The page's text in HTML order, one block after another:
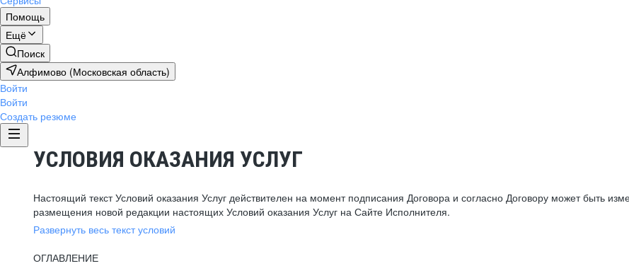
Помощь
Ещё
Поиск
Алфимово (Московская область)
Войти
Войти
Создать резюме
УСЛОВИЯ ОКАЗАНИЯ УСЛУГ
Настоящий текст Условий оказания Услуг действителен на момент подписания Договора и согласно Договору может быть
размещения новой редакции настоящих Условий оказания Услуг на Сайте Исполнителя.
Развернуть весь текст условий
ОГЛАВЛЕНИЕ